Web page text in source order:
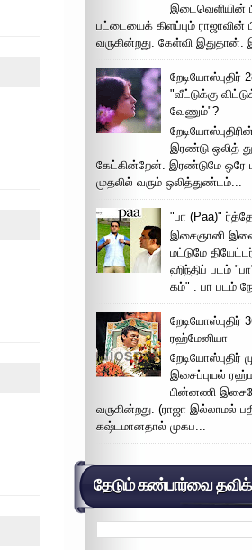
இடைவெளியின்
பட்டையைக் கிளப்பும்
வருகின்றது. கேள்வி இதுதான்.
றேடியோஸ்புதிர்
"வீட்டுக்கு
வேணும்"?
இரண்டு ஒலித்
கேட்கின்றேன். இரண்டுமே ஒரே
முதலில் வரும் ஒலித்துண்டம்...
"பா (Paa)"
இசைஞானி
மட்டுமே
ஹிந்திப் படம்
கம்" . பா படம்
ரஹ்மேனியா
இசைப்புயல்
பின்னணி
வருகின்றது. (ராஜா இல்லாமல்
கஷ்டமானதால் முகப...
தேடும் கண்பார்வை